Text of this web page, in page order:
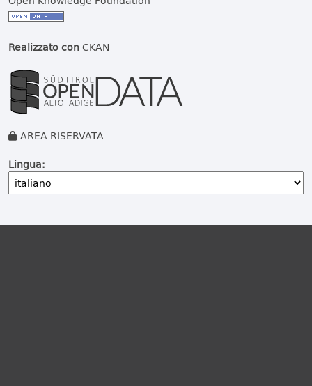
Realizzato conCKAN
AREA RISERVATA
Lingua